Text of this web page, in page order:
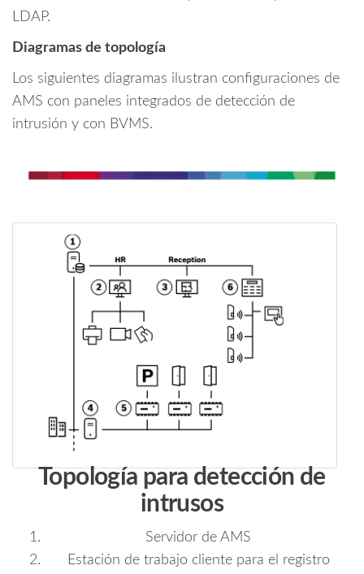
LDAP.
Diagramas de topología
Los siguientes diagramas ilustran configuraciones de
AMS con paneles integrados de detección de
intrusión y con BVMS.
Topología para detección de
intrusos
Servidor de AMS
Estación de trabajo cliente para el registro